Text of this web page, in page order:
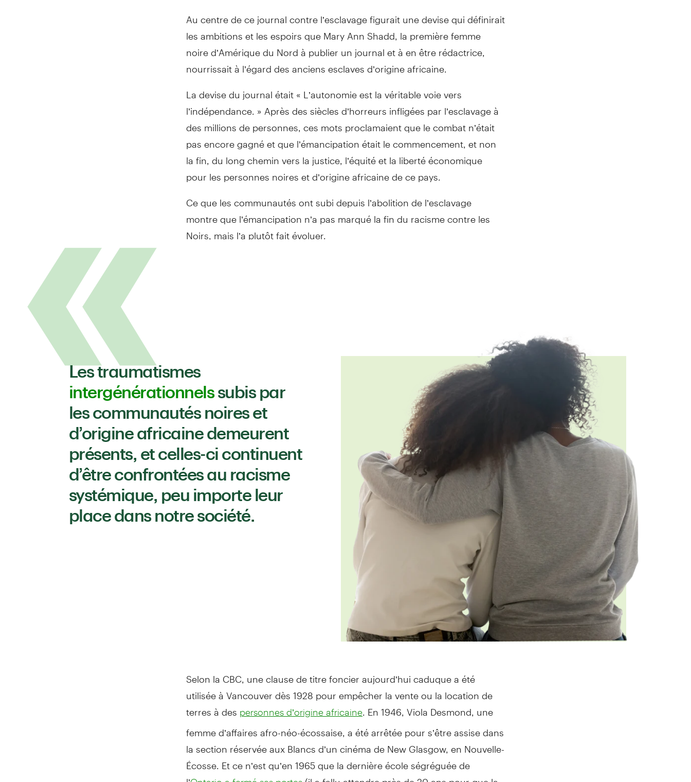
Au centre de ce journal contre l’esclavage figurait une devise qui définirait
les ambitions et les espoirs que Mary Ann Shadd, la première femme
noire d’Amérique du Nord à publier un journal et à en être rédactrice,
nourrissait à l’égard des anciens esclaves d’origine africaine.
La devise du journal était « L’autonomie est la véritable voie vers
l’indépendance. » Après des siècles d’horreurs infligées par l’esclavage à
des millions de personnes, ces mots proclamaient que le combat n’était
pas encore gagné et que l’émancipation était le commencement, et non
la fin, du long chemin vers la justice, l’équité et la liberté économique
pour les personnes noires et d’origine africaine de ce pays.
Ce que les communautés ont subi depuis l’abolition de l’esclavage
montre que l’émancipation n’a pas marqué la fin du racisme contre les
Noirs, mais l’a plutôt fait évoluer.
Selon la CBC, une clause de titre foncier aujourd’hui caduque a été
utilisée à Vancouver dès 1928 pour empêcher la vente ou la location de
terres à des personnes d’origine africaine . En 1946, Viola Desmond, une
femme d’affaires afro-néo-écossaise, a été arrêtée pour s’être assise dans
la section réservée aux Blancs d’un cinéma de New Glasgow, en Nouvelle-
Écosse. Et ce n’est qu’en 1965 que la dernière école ségréguée de
l’
(il a fallu attendre près de 20 ans pour que la